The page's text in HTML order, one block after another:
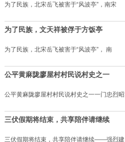
为了民族，北宋岳飞被害于“风波亭”，南宋
为了民族，文天祥被俘于方饭亭
为了民族，北宋岳飞被害于“风波亭”， 南
公平黄麻陇廖屋村村民说村史之一
公平黄麻陇廖屋村村民说村史之一一门忠烈昭
三伏假期将结束，共享陪伴请继续
三伏假期将结束，共享陪伴请继续——强烈建